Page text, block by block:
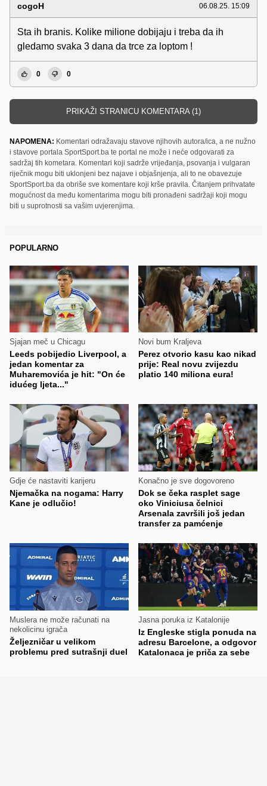
cogoH 06.08.25. 15:09
Sta ih branis. Kolike milione dobijaju i treba da ih
gledamo svaka 3 dana da trce za loptom !
0 0
PRIKAŽI STRANICU KOMENTARA (1)
NAPOMENA: Komentari odražavaju stavove njihovih autora/ica, a ne nužno
i stavove portala SportSport.ba te portal ne može i neće odgovarati za
sadržaj tih kometara. Komentari koji sadrže vrijeđanja, psovanja i vulgaran
riječnik mogu biti uklonjeni bez najave i objašnjenja, ali to ne obavezuje
SportSport.ba da obriše sve komentare koji krše pravila. Čitanjem prihvatate
mogućnost da među komentarima mogu biti pronađeni sadržaji koji mogu
biti u suprotnosti sa vašim uvjerenjima.
POPULARNO
Sjajan meč u Chicagu
Leeds pobijedio Liverpool, a
jedan komentar za
Muharemovića je hit: "On će
idućeg ljeta..."
Novi bum Kraljeva
Perez otvorio kasu kao nikad
prije: Real novu zvijezdu
platio 140 miliona eura!
Gdje će nastaviti karijeru
Njemačka na nogama: Harry
Kane je odlučio!
Konačno je sve dogovoreno
Dok se čeka rasplet sage
oko Viniciusa čelnici
Arsenala završili još jedan
transfer za pamćenje
Muslera ne može računati na
nekolicinu igrača
Željezničar u velikom
problemu pred sutrašnji duel
Jasna poruka iz Katalonije
Iz Engleske stigla ponuda na
adresu Barcelone, a odgovor
Katalonaca je priča za sebe